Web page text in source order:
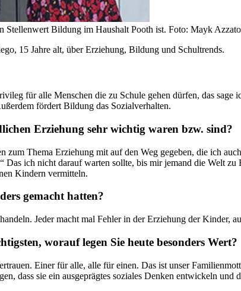
Stellenwert Bildung im Haushalt Pooth ist. Foto: Mayk
15 Jahre alt, über Erziehung, Bildung und Schultrends.
für alle Menschen die zu Schule gehen dürfen, das
fördert Bildung das Sozialverhalten.
Erziehung sehr wichtig waren bzw. sind?
zum Thema Erziehung mit auf den Weg gegeben, die ich
ich nicht darauf warten sollte, bis mir jemand die Welt
Kindern vermitteln.
gemacht hatten?
Jeder macht mal Fehler in der Erziehung der Kinder,
worauf legen Sie heute besonders Wert?
Einer für alle, alle für einen. Das ist unser
dass sie ein ausgeprägtes soziales Denken entwickeln